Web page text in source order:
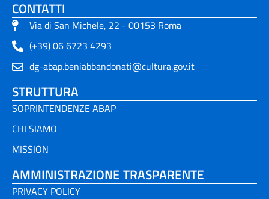
CONTATTI
Via di San Michele, 22 - 00153 Roma
(+39) 06 6723 4293
dg-abap.beniabbandonati@cultura.gov.it
STRUTTURA
SOPRINTENDENZE ABAP
CHI SIAMO
MISSION
AMMINISTRAZIONE TRASPARENTE
PRIVACY POLICY